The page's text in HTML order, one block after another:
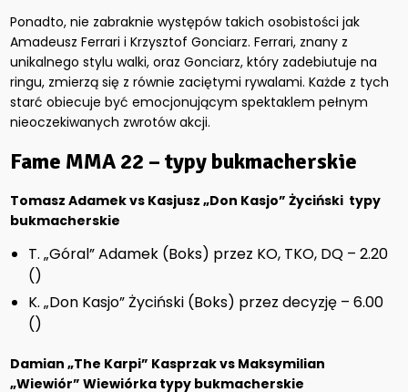
Ponadto, nie zabraknie występów takich osobistości jak
Amadeusz Ferrari i Krzysztof Gonciarz. Ferrari, znany z
unikalnego stylu walki, oraz Gonciarz, który zadebiutuje na
ringu, zmierzą się z równie zaciętymi rywalami. Każde z tych
starć obiecuje być emocjonującym spektaklem pełnym
nieoczekiwanych zwrotów akcji.
Fame MMA 22 – typy bukmacherskie
Tomasz Adamek vs Kasjusz „Don Kasjo” Życiński typy
bukmacherskie
T. „Góral” Adamek (Boks) przez KO, TKO, DQ – 2.20
()
K. „Don Kasjo” Życiński (Boks) przez decyzję – 6.00
()
Damian „The Karpi” Kasprzak vs Maksymilian
„Wiewiór” Wiewiórka typy bukmacherskie